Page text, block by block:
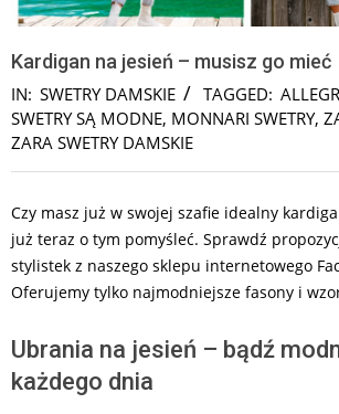
Kardigan na jesień – musisz go mieć
IN: SWETRY DAMSKIE TAGGED:
SWETRY SĄ MODNE, MONNARI SWETRY,
ZARA SWETRY DAMSKIE
Czy masz już w swojej szafie idealny
już teraz o tym pomyśleć. Sprawdź
stylistek z naszego sklepu internetowego
Oferujemy tylko najmodniejsze fasony i
Ubrania na jesień – bądź
każdego dnia